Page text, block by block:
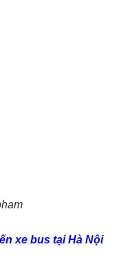
xe bus tại Hà Nội